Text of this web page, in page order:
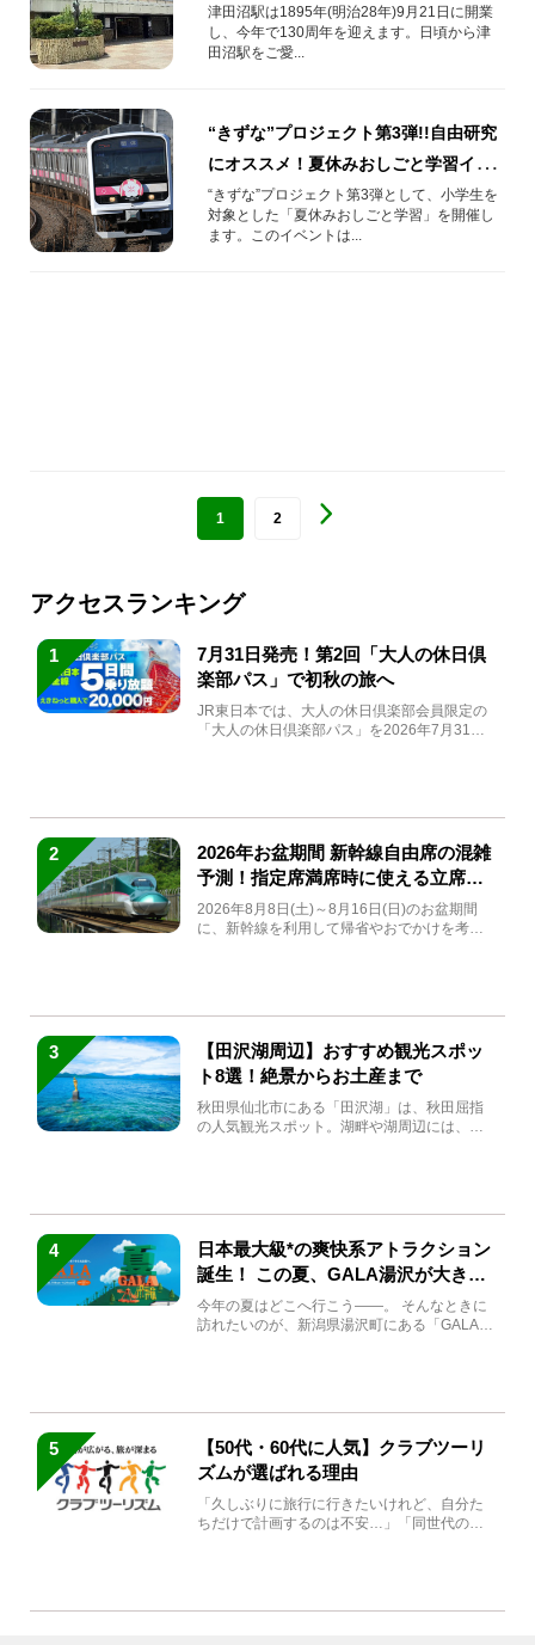
津田沼駅は1895年(明治28年)9月21日に開業
し、今年で130周年を迎えます。日頃から津
田沼駅をご愛...
“きずな”プロジェクト第3弾!!自由研究
にオススメ！夏休みおしごと学習イベ
ント
“きずな”プロジェクト第3弾として、小学生を
対象とした「夏休みおしごと学習」を開催し
ます。このイベントは...
1 2
アクセスランキング
1
7月31日発売！第2回「大人の休日倶
楽部パス」で初秋の旅へ
JR東日本では、大人の休日倶楽部会員限定の
「大人の休日倶楽部パス」を2026年7月31日
2
2026年お盆期間 新幹線自由席の混雑
予測！指定席満席時に使える立席特
急券も解説
2026年8月8日(土)～8月16日(日)のお盆期間
に、新幹線を利用して帰省やおでかけを考え
3
【田沢湖周辺】おすすめ観光スポッ
ト8選！絶景からお土産まで
秋田県仙北市にある「田沢湖」は、秋田屈指
の人気観光スポット。湖畔や湖周辺には、田
4
日本最大級*の爽快系アトラクション
誕生！ この夏、GALA湯沢が大きく
生まれ変わる
今年の夏はどこへ行こう――。 そんなときに
訪れたいのが、新潟県湯沢町にある「GALA湯
5
【50代・60代に人気】クラブツーリ
ズムが選ばれる理由
「久しぶりに旅行に行きたいけれど、自分た
ちだけで計画するのは不安…」「同世代の方